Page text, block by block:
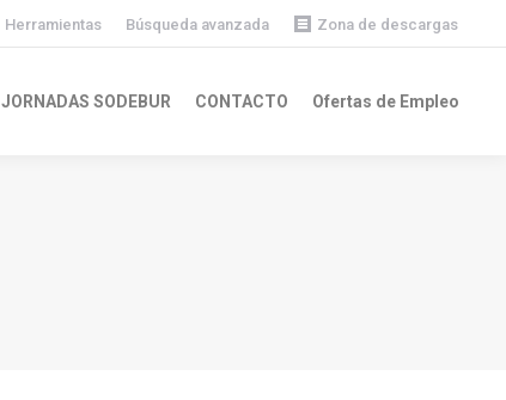
Herramientas Búsqueda avanzada Zona de descargas
JORNADAS SODEBUR CONTACTO Ofertas de Empleo